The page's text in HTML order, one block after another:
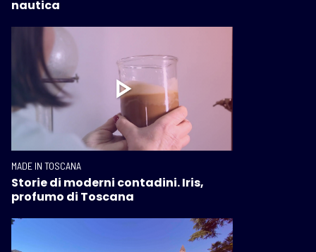
nautica
MADE IN TOSCANA
Storie di moderni contadini. Iris,
profumo di Toscana